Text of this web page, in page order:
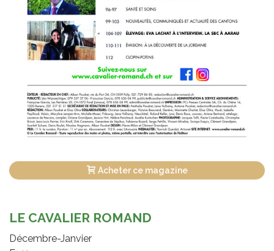
Acheter ce magazine
LE CAVALIER ROMAND
Décembre-Janvier